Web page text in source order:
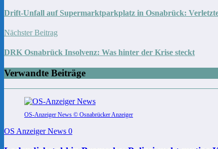
Drift-Unfall auf Supermarktparkplatz in Osnabrück:
Nächster Beitrag
DRK Osnabrück Insolvenz: Was hinter der Krise steckt
Verwandte Beiträge
OS-Anzeiger News © Osnabrücker Anzeiger
OS Anzeiger News 0